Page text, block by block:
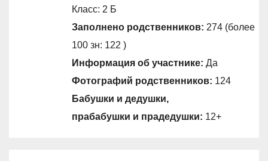
Класс: 2 Б
Заполнено родственников: 274 (более
100 зн: 122 )
Информация об участнике: Да
Фотографий родственников: 124
Бабушки и дедушки,
прабабушки и прадедушки: 12+